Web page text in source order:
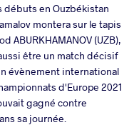
débuts en Ouzbékistan
montera sur le tapis
ABURKHAMANOV (UZB),
être un match décisif
évènement international
d'Europe 2021
gagné contre
sa journée.